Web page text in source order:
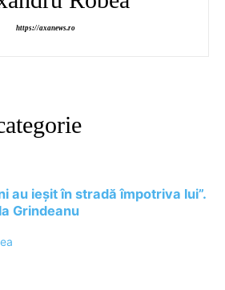
https://axanews.ro
au ieșit în stradă împotriva lui”.
Grindeanu